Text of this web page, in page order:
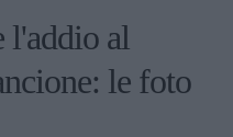
l'addio al
le foto